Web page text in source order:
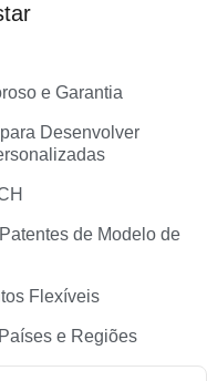
e Garantia
Desenvolver
de Modelo de
Flexíveis
e Regiões